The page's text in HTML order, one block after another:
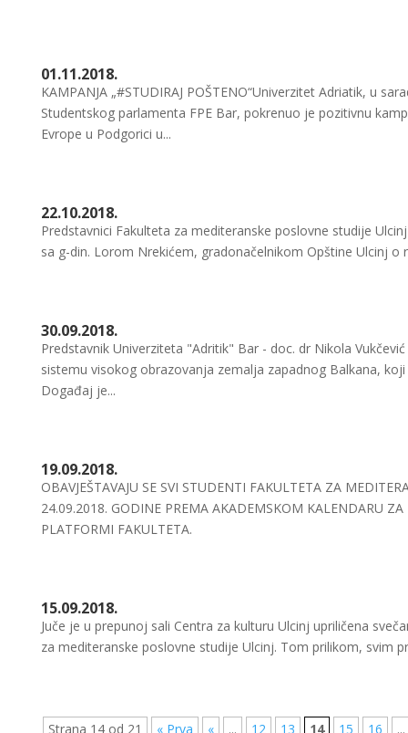
01.11.2018.
KAMPANJA „#STUDIRAJ POŠTENO“Univerzitet Adriatik, u
Studentskog parlamenta FPE Bar, pokrenuo je pozitivnu
Evrope u Podgorici u...
22.10.2018.
Predstavnici Fakulteta za mediteranske poslovne studije
sa g-din. Lorom Nrekićem, gradonačelnikom Opštine Ulcinj
30.09.2018.
Predstavnik Univerziteta "Adritik" Bar - doc. dr Nikola
sistemu visokog obrazovanja zemalja zapadnog Balkana,
Događaj je...
19.09.2018.
OBAVJEŠTAVAJU SE SVI STUDENTI FAKULTETA ZA
24.09.2018. GODINE PREMA AKADEMSKOM KALENDARU
PLATFORMI FAKULTETA.
15.09.2018.
Juče je u prepunoj sali Centra za kulturu Ulcinj upriličena
za mediteranske poslovne studije Ulcinj. Tom prilikom, svim
Strana 14 od 21 « Prva « ... 12 13 14 15 16 ...